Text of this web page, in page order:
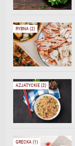
RYBNA (2)
AZJATYCKIE (2)
GRECKA (1)